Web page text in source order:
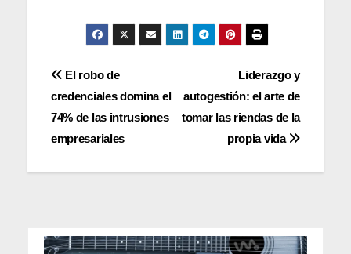
Navegación
de
entradas
Liderazgo y
autogestión: el arte de
tomar las riendas de la
propia vida
El robo de
credenciales domina el
74% de las intrusiones
empresariales